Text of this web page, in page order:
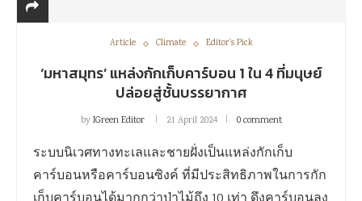
Article Climate Editor's Pick
‘มหาสมุทร’ แหล่งกักเก็บคาร์บอน 1 ใน 4 ที่มนุษย์
ปล่อยสู่ชั้นบรรยากาศ
byIGreen Editor 21 April 2024 0 comment
ระบบนิเวศทางทะเลและชายฝั่งเป็นแหล่งกักเก็บ
คาร์บอนหรือคาร์บอนซิงค์ ที่มีประสิทธิภาพในการกัก